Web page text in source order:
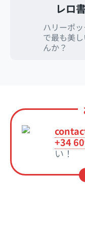
レロ
ハリーポ
で最も美
んか？
+34
い！